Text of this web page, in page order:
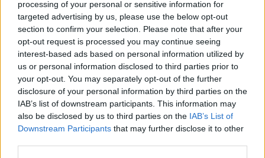
processing of your personal or sensitive information for
targeted advertising by us, please use the below opt-out
section to confirm your selection. Please note that after your
opt-out request is processed you may continue seeing
interest-based ads based on personal information utilized by
us or personal information disclosed to third parties prior to
your opt-out. You may separately opt-out of the further
disclosure of your personal information by third parties on the
IAB’s list of downstream participants. This information may
also be disclosed by us to third parties on the IAB’s List of
Downstream Participants that may further disclose it to other
nem volt elég, akkor a Full of Hell gitáros Spencer
mesteri noise rock zenekarát, azEye Flys-t is
megnézheted, hiszen ők is csatlakoztak a turnéhoz.
Spencer mellett még a szintén zseniális
Backsliderből köszönthetjük a bőgős Jake Smith-t
(gitáros poszton), illetve néha a gitáros Logan is be
szokott nekik segíteni, amikor Spencer elfoglalt. A
zenekar nevéből kiindulva mindenki sejtheti, milyen
zenével fognak előrukkolni ezek az arcok. A Melvins,
Unsane, Wrong-féle noiseosabb rockkal operálnak,
amire élőben hiba lesz nem fejet rázni. Ha ez sem